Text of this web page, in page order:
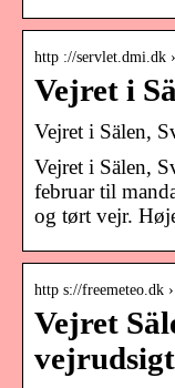
http ://servlet.dmi.dk
Vejret i
Vejret i Sälen,
Vejret i Sälen,
februar til
og tørt vejr.
http s://freemeteo.dk
Vejret